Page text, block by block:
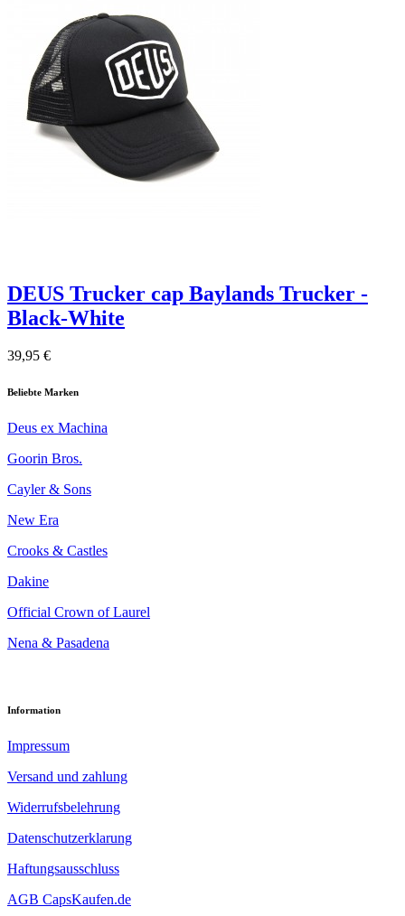
DEUS Trucker cap Baylands Trucker -
Black-White
39,95 €
Beliebte Marken
Deus ex Machina
Goorin Bros.
Cayler & Sons
New Era
Crooks & Castles
Dakine
Official Crown of Laurel
Nena & Pasadena
Information
Impressum
Versand und zahlung
Widerrufsbelehrung
Datenschutzerklarung
Haftungsausschluss
AGB CapsKaufen.de